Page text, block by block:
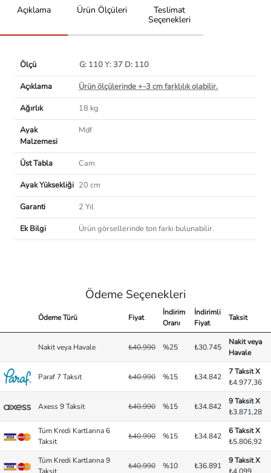
Açıklama Ürün Ölçüleri
Teslimat
Seçenekleri
Ölçü
G: 110 Y: 37 D: 110
Açıklama
Ürün ölçülerinde +-3 cm farklılık olabilir.
Ağırlık
18 kg
Ayak
Malzemesi
Mdf
Üst Tabla
Cam
Ayak Yüksekliği 20 cm
Garanti
2 Yıl
Ek Bilgi
Ürün görsellerinde ton farkı bulunabilir.
Ödeme Seçenekleri
Ödeme Türü Fiyat
İndirim
Oranı
İndirimli
Fiyat
Taksit
Nakit veya Havale ₺40.990 %25 ₺30.745
Nakit veya
Havale
Paraf 7 Taksit ₺40.990 %15 ₺34.842
7 Taksit X
₺4.977,36
Axess 9 Taksit ₺40.990 %15 ₺34.842
9 Taksit X
₺3.871,28
Tüm Kredi Kartlarına 6
Taksit
₺40.990 %15 ₺34.842
6 Taksit X
₺5.806,92
Tüm Kredi Kartlarına 9
₺40.990 %10 ₺36.891
9 Taksit X